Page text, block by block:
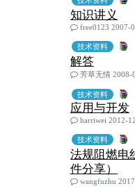
知识讲义
free0123 2007-
技术资料
解答
芳草无情 2008-
技术资料
应用与开发
harriwei 2012-
技术资料
法规阻燃电
件分享）
wangfuzhu